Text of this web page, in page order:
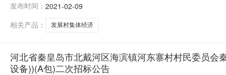
河东寨村村民委员会秦皇岛市2020年农村综合改革示范
布
发布时间： 2021-02-09
相关产品：
发展村集体经济
河北省秦皇岛市北戴河区海滨镇河东寨村村民委员
设备))(A包)二次招标公告